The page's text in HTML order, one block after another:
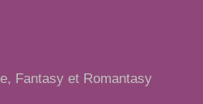
Fantasy et Romantasy